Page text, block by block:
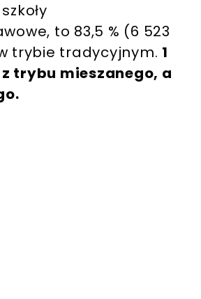
to 83,5 % (6 523
trybie tradycyjnym. 1
trybu mieszanego, a